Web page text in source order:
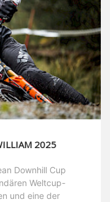
2025
Downhill Cup
Weltcup-
und eine der